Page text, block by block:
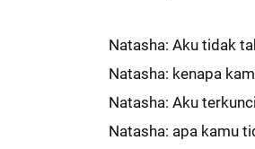
Natasha: Aku tidak
Natasha: kenapa
Natasha: Aku
Natasha: apa kamu